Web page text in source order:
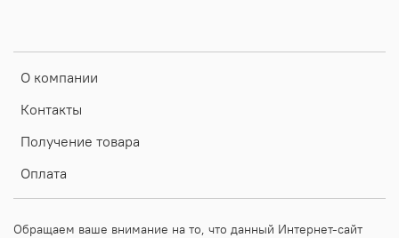
О компании
Контакты
Получение товара
Оплата
Обращаем ваше внимание на то, что данный Интернет-сайт